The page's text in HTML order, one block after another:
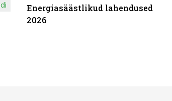
Energiasäästlikud lahendused
2026